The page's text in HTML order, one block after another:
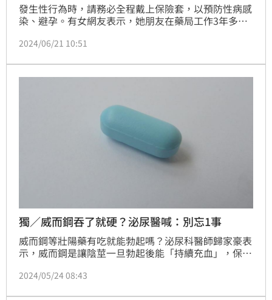
發生性行為時，請務必全程戴上保險套，以預防性病感
染、避孕。有女網友表示，她朋友在藥局工作3年多，
放到快過期，貼文曝光後，引發熱烈討論。
2024/06/21 10:51
獨／威而鋼吞了就硬？泌尿醫喊：別忘1事
威而鋼等壯陽藥有吃就能勃起嗎？泌尿科醫師歸家豪表
示，威而鋼是讓陰莖一旦勃起後能「持續充血」，保持
就躺在沙發上看電視，若沒接受性刺激例如前戲，或是
2024/05/24 08:43